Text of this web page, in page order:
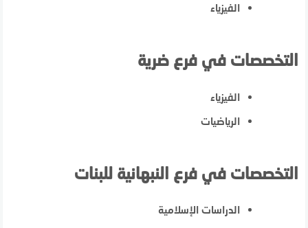
الفيزياء
التخصصات في فرع ضرية
الفيزياء
الرياضيات
التخصصات في فرع النبهانية للبنات
الدراسات الإسلامية